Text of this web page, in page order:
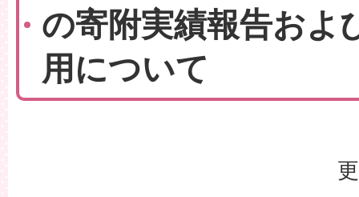
の寄附実績報告およ
用について